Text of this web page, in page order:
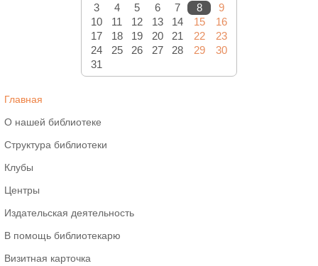
3
4 5 6 7 8
9
10
11 12 13 14 15
16
17
18 19 20 21 22
23
24
25 26 27 28 29
30
31
Главная
О нашей библиотеке
Структура библиотеки
Клубы
Центры
Издательская деятельность
В помощь библиотекарю
Визитная карточка